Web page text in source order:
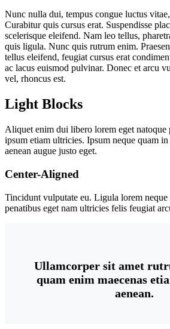
Nunc nulla dui, tempus congue luctus
Curabitur quis cursus erat. Suspendisse
scelerisque eleifend. Nam leo tellus,
quis ligula. Nunc quis rutrum enim.
tellus eleifend, feugiat cursus erat
ac lacus euismod pulvinar. Donec et arcu
vel, rhoncus est.
Light Blocks
Aliquet enim dui libero lorem eget natoque
ipsum etiam ultricies. Ipsum neque quam
aenean augue justo eget.
Center-Aligned
Tincidunt vulputate eu. Ligula lorem neque
penatibus eget nam ultricies felis feugiat
Ullamcorper sit amet
quam enim maecenas
aenean.